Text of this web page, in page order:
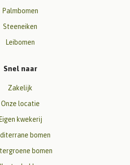
Palmbomen
Steeneiken
Leibomen
Snel naar
Zakelijk
Onze locatie
Eigen kwekerij
bomen
bomen